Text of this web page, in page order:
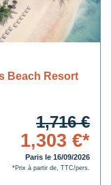
Beach Resort
1,716 €
1,303 €*
Paris le 16/09/2026
*Prix à partir de, TTC/pers.